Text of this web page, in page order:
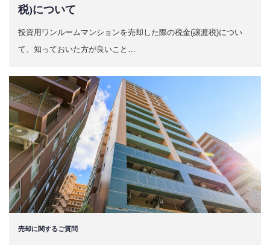
税)について
投資用ワンルームマンションを売却した際の税金(譲渡税)につい
て、知っておいた方が良いこと…
売却に関するご質問